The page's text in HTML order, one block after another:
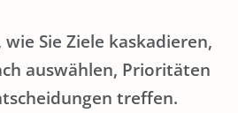
wie Sie Ziele kaskadieren,
auswählen, Prioritäten
treffen.